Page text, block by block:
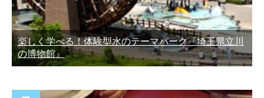
楽しく学べる！体験型水のテーマパーク『埼玉県立川
の博物館』